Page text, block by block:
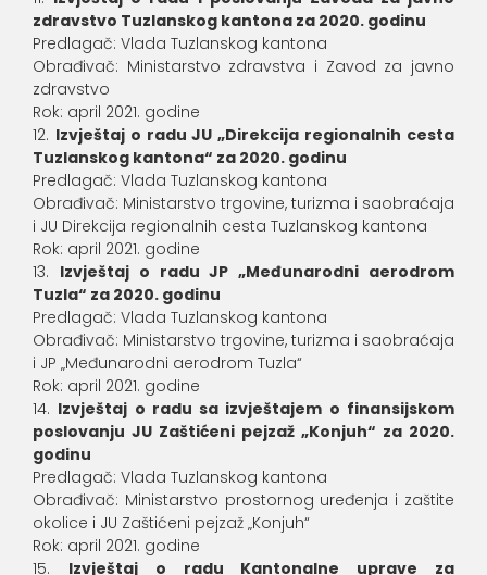
zdravstvo Tuzlanskog kantona za 2020. godinu
Predlagač: Vlada Tuzlanskog kantona
Obrađivač: Ministarstvo zdravstva i Zavod za javno
zdravstvo
Rok: april 2021. godine
Izvještaj o radu JU „Direkcija regionalnih cesta
Tuzlanskog kantona“ za 2020. godinu
Predlagač: Vlada Tuzlanskog kantona
Obrađivač: Ministarstvo trgovine, turizma i saobraćaja
i JU Direkcija regionalnih cesta Tuzlanskog kantona
Rok: april 2021. godine
lzvještaj o radu JP „Međunarodni aerodrom
Tuzla“ za 2020. godinu
Predlagač: Vlada Tuzlanskog kantona
Obrađivač: Ministarstvo trgovine, turizma i saobraćaja
i JP „Međunarodni aerodrom Tuzla“
Rok: april 2021. godine
Izvještaj o radu sa izvještajem o finansijskom
poslovanju JU Zaštićeni pejzaž „Konjuh“ za 2020.
godinu
Predlagač: Vlada Tuzlanskog kantona
Obrađivač: Ministarstvo prostornog uređenja i zaštite
okolice i JU Zaštićeni pejzaž „Konjuh“
Rok: april 2021. godine
Izvještaj o radu Kantonalne uprave za